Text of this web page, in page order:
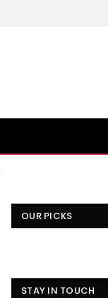
OUR PICKS
STAY IN TOUCH